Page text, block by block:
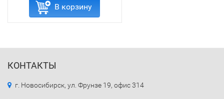
В корзину
КОНТАКТЫ
г. Новосибирск, ул. Фрунзе 19, офис 314